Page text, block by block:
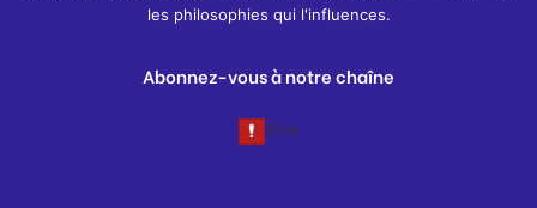
les philosophies qui l'influences.
Abonnez-vous à notre chaîne